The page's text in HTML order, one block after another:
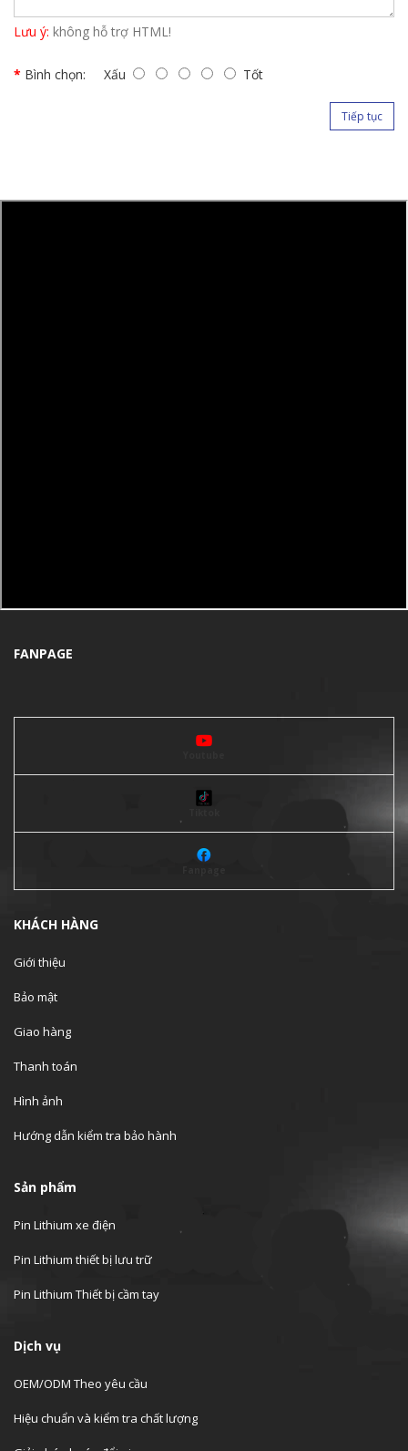
Lưu ý: không hỗ trợ HTML!
Bình chọn: Xấu Tốt
Tiếp tục
FANPAGE
KHÁCH HÀNG
Giới thiệu
Bảo mật
Giao hàng
Thanh toán
Hình ảnh
Hướng dẫn kiểm tra bảo hành
Sản phẩm
Pin Lithium xe điện
Pin Lithium thiết bị lưu trữ
Pin Lithium Thiết bị cầm tay
Dịch vụ
OEM/ODM Theo yêu cầu
Hiệu chuẩn và kiểm tra chất lượng